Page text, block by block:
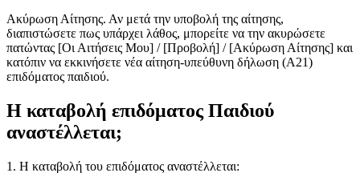
Ακύρωση Αίτησης. Αν μετά την υποβολή της αίτησης,
διαπιστώσετε πως υπάρχει λάθος, μπορείτε να την ακυρώσετε
πατώντας [Οι Αιτήσεις Μου] / [Προβολή] / [Ακύρωση Αίτησης] και
κατόπιν να εκκινήσετε νέα αίτηση-υπεύθυνη δήλωση (Α21)
επιδόματος παιδιού.
Η καταβολή επιδόματος Παιδιού
αναστέλλεται;
1. Η καταβολή του επιδόματος αναστέλλεται: